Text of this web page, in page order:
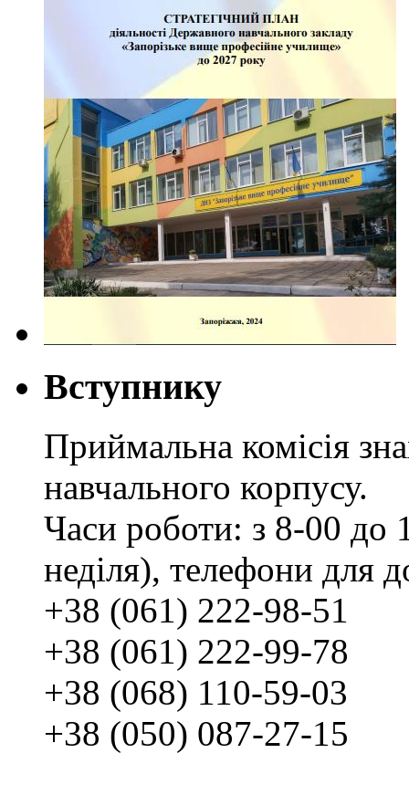
Вступнику
Приймальна комісія
навчального корпусу.
Часи роботи: з 8-00 до
неділя), телефони для
+38 (061) 222-98-51
+38 (061) 222-99-78
+38 (068) 110-59-03
+38 (050) 087-27-15